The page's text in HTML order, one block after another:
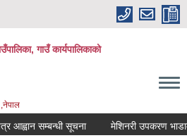
गाउँ कार्यपालिकाको
आह्वान सम्बन्धी सूचना मेशिनरी उपकरण